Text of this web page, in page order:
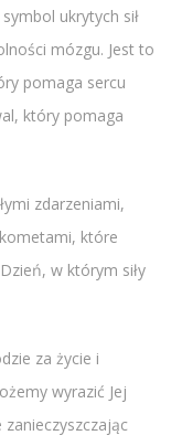
ukrytych sił
mózgu. Jest to
pomaga sercu
który pomaga
zdarzeniami,
które
w którym siły
za życie i
wyrazić Jej